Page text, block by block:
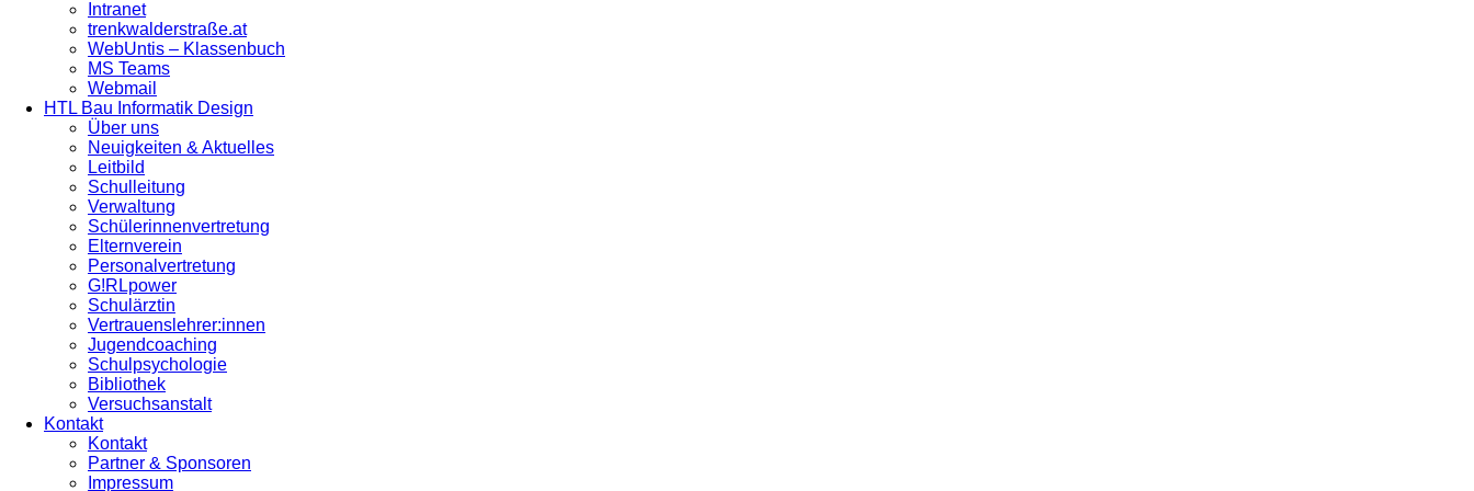
Intranet
trenkwalderstraße.at
WebUntis – Klassenbuch
MS Teams
Webmail
HTL Bau Informatik Design
Über uns
Neuigkeiten & Aktuelles
Leitbild
Schulleitung
Verwaltung
Schülerinnenvertretung
Elternverein
Personalvertretung
G!RLpower
Schulärztin
Vertrauenslehrer:innen
Jugendcoaching
Schulpsychologie
Bibliothek
Versuchsanstalt
Kontakt
Kontakt
Partner & Sponsoren
Impressum